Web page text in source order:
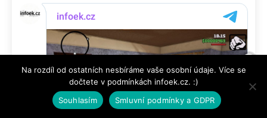
Na rozdíl od ostatních nesbíráme vaše osobní údaje. Více se
dočtete v podmínkách infoek.cz. :)
Souhlasím
Smluvní podmínky a GDPR